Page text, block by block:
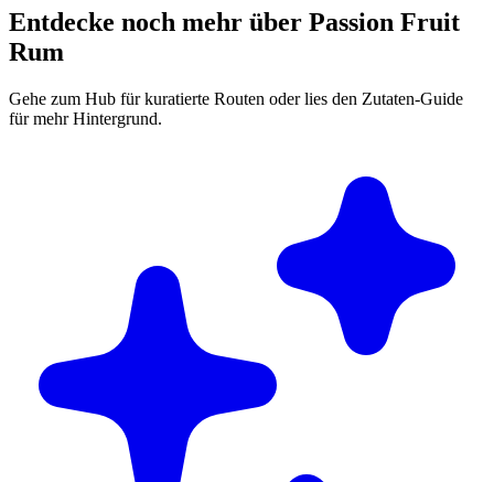
Entdecke noch mehr über Passion Fruit
Rum
Gehe zum Hub für kuratierte Routen oder lies den Zutaten-Guide
für mehr Hintergrund.